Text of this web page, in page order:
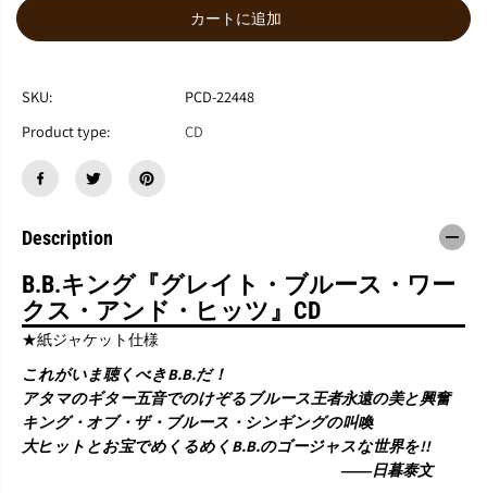
.
.
N
『
G
e
a
t
B
l
u
e
s
W
N
r
e
a
t
B
l
u
s
W
カートに追加
SKU:
PCD-22448
Product type:
CD
Description
B.B.キング『グレイト・ブルース・ワー
クス・アンド・ヒッツ』CD
★紙ジャケット仕様
これがいま聴くべきB.B.だ！
アタマのギター五音でのけぞるブルース王者永遠の美と興奮
キング・オブ・ザ・ブルース・シンギングの叫喚
大ヒットとお宝でめくるめくB.B.のゴージャスな世界を!!
――日暮泰文